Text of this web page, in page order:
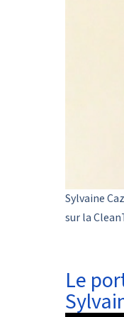
Sylvaine
sur la
Le